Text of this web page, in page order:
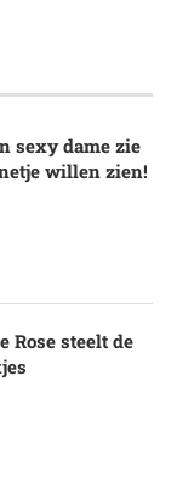
sexy dame zie
willen zien!
Rose steelt de